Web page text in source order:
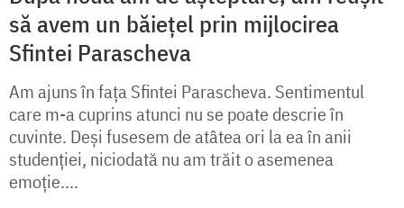
să avem un băiețel prin mijlocirea
Sfintei Parascheva
Am ajuns în fața Sfintei Parascheva. Sentimentul
care m-a cuprins atunci nu se poate descrie în
cuvinte. Deși fusesem de atâtea ori la ea în anii
studenției, niciodată nu am trăit o asemenea
emoție....